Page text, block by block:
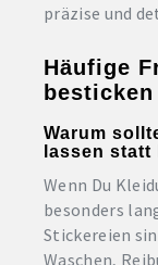
präzise und
Häufige
Warum
lassen
Wenn Du
besonders
Stickereien
Waschen,